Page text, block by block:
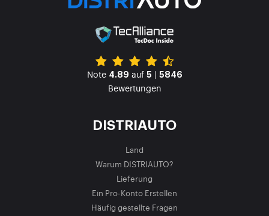
Note 4.89 auf 5 | 5846
Bewertungen
DISTRIAUTO
Land
Warum DISTRIAUTO?
Lieferung
Ein Pro-Konto Erstellen
Häufig gestellte Fragen